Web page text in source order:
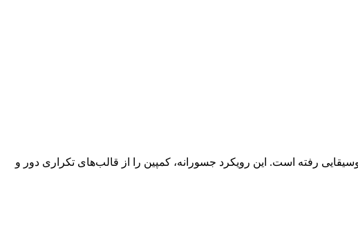
رفته است. این رویکرد جسورانه، کمپین را از قالب‌های تکراری دور و